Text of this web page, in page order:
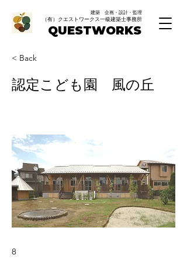
QUESTWORKS
（有）クエストワークス一級建築士事務所
建築 企画・設計・監理
< Back
認定こども園 風の丘
8